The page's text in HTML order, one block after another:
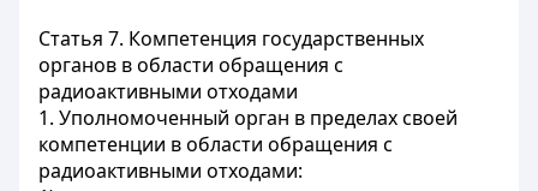
Статья 7. Компетенция государственных
органов в области обращения с
радиоактивными отходами
1. Уполномоченный орган в пределах своей
компетенции в области обращения с
радиоактивными отходами: